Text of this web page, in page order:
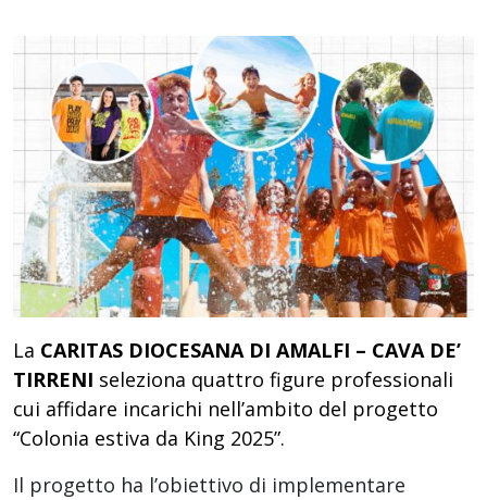
La CARITAS DIOCESANA DI AMALFI – CAVA DE’
TIRRENI seleziona quattro figure professionali
cui affidare incarichi nell’ambito del progetto
“Colonia estiva da King 2025”.
Il progetto ha l’obiettivo di implementare